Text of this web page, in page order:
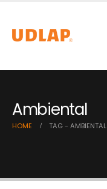
Ambiental
HOME TAG - AMBIENTAL